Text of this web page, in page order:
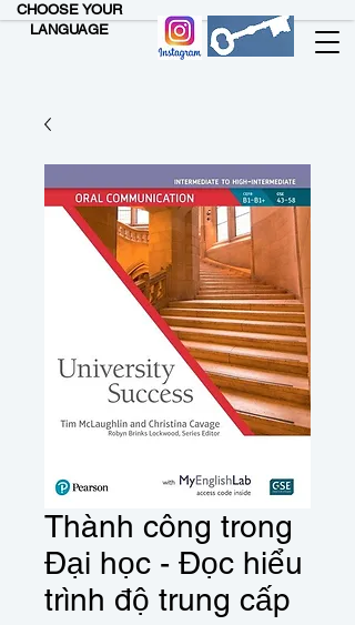
CHOOSE YOUR
LANGUAGE
Thành công trong
Đại học - Đọc hiểu
trình độ trung cấp